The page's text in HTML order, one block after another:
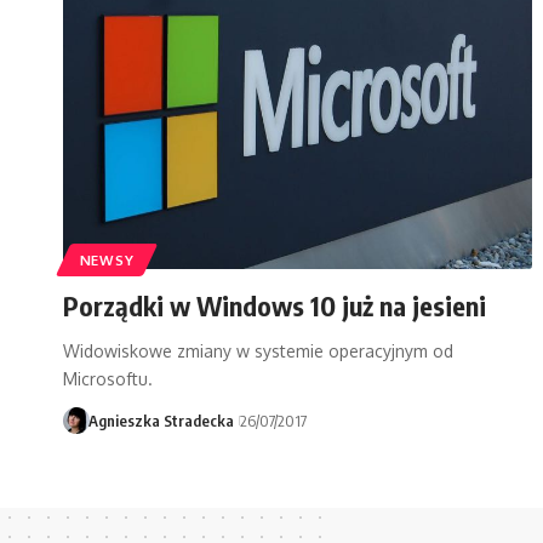
NEWSY
Porządki w Windows 10 już na jesieni
Widowiskowe zmiany w systemie operacyjnym od
Microsoftu.
Agnieszka Stradecka 26/07/2017